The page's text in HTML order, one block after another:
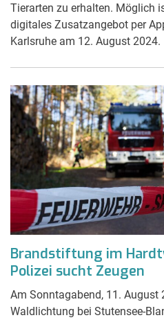
Tierarten zu erhalten. Möglich
digitales Zusatzangebot per
Karlsruhe am 12. August 2024.
Brandstiftung im
Polizei sucht Zeugen
Am Sonntagabend, 11. August
Waldlichtung bei Stutensee-